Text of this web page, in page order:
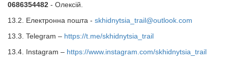
0686354482 - Олексій.
13.2. Електронна пошта - skhidnytsia_trail@outlook.com
13.3. Telegram – https://t.me/skhidnytsia_trail
13.4. Instagram – https://www.instagram.com/skhidnytsia_trail